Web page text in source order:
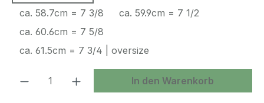
ca. 58.7cm = 7 3/8
ca. 59.9cm = 7 1/2
ca. 60.6cm = 7 5/8
ca. 61.5cm = 7 3/4 | oversize
Produkt Anzahl: Gib denIn den Warenkorb